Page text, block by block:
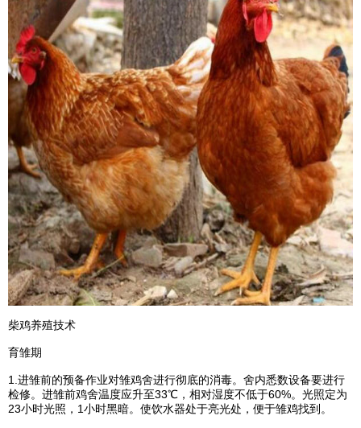
柴鸡养殖技术
育雏期
1.进雏前的预备作业对雏鸡舍进行彻底的消毒。舍内悉数设备要进行
检修。进雏前鸡舍温度应升至33℃，相对湿度不低于60%。光照定为
23小时光照，1小时黑暗。使饮水器处于亮光处，便于雏鸡找到。